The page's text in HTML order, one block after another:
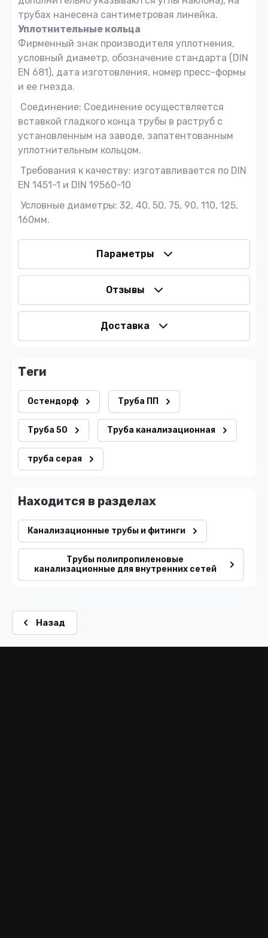
трубах нанесена сантиметровая линейка.
Уплотнительные кольца
Фирменный знак производителя уплотнения,
условный диаметр, обозначение стандарта (DIN
EN 681), дата изготовления, номер пресс-формы
и ее гнезда.
Соединение: Соединение осуществляется
вставкой гладкого конца трубы в раструб с
установленным на заводе, запатентованным
уплотнительным кольцом.
Требования к качеству: изготавливается по DIN
EN 1451-1 и DIN 19560-10
Условные диаметры: 32, 40, 50, 75, 90, 110, 125,
160мм.
Параметры
Отзывы
Доставка
теги
Остендорф Труба ПП
Труба 50 Труба канализационная
труба серая
Находится в разделах
Канализационные трубы и фитинги
Трубы полипропиленовые
канализационные для внутренних сетей
Назад